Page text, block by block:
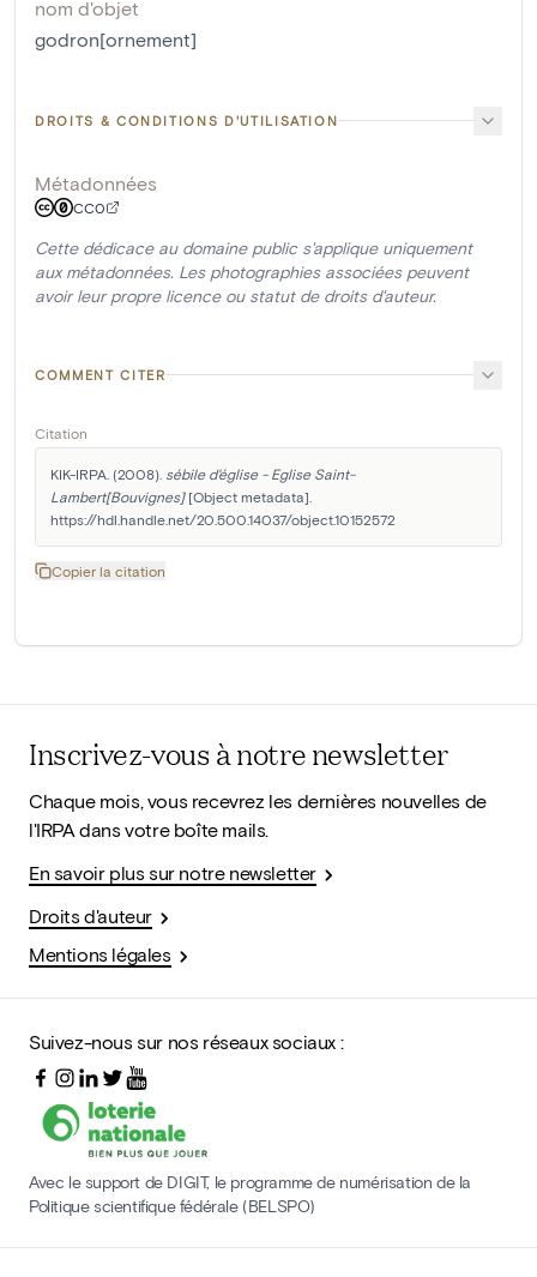
nom d'objet
godron[ornement]
DROITS & CONDITIONS D'UTILISATION
Métadonnées
CC0
Cette dédicace au domaine public s'applique uniquement
aux métadonnées. Les photographies associées peuvent
avoir leur propre licence ou statut de droits d'auteur.
COMMENT CITER
Citation
KIK-IRPA. (2008). sébile d'église - Eglise Saint-
Lambert[Bouvignes] [Object metadata].
https://hdl.handle.net/20.500.14037/object.10152572
Copier la citation
Inscrivez-vous à notre newsletter
Chaque mois, vous recevrez les dernières nouvelles de
l'IRPA dans votre boîte mails.
En savoir plus sur notre newsletter
Droits d'auteur
Mentions légales
Suivez-nous sur nos réseaux sociaux :
Avec le support de DIGIT, le programme de numérisation de la
Politique scientifique fédérale (BELSPO)